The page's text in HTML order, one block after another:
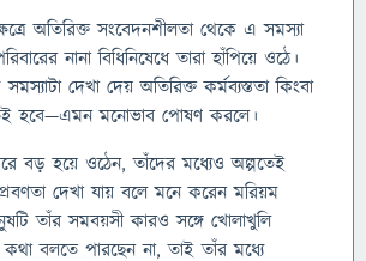
অতিরিক্ত সংবেদনশীলতা থেকে এ সমস্যা
নানা বিধিনিষেধে তারা হাঁপিয়ে ওঠে।
দেখা দেয় অতিরিক্ত কর্মব্যস্ততা কিংবা
হবে—এমন মনোভাব পোষণ করলে।
বড় হয়ে ওঠেন, তাঁদের মধ্যেও অল্পতেই
দেখা যায় বলে মনে করেন মরিয়ম
তাঁর সমবয়সী কারও সঙ্গে খোলাখুলি
বলতে পারছেন না, তাই তাঁর মধ্যে